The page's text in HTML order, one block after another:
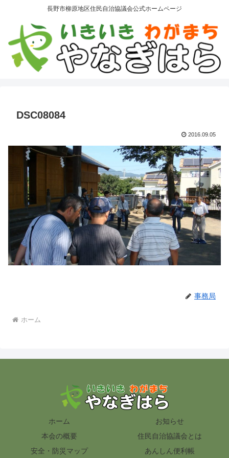
長野市柳原地区住民自治協議会公式ホームページ
DSC08084
2016.09.05
事務局
ホーム
ホーム
お知らせ
本会の概要
住民自治協議会とは
安全・防災マップ
あんしん便利帳